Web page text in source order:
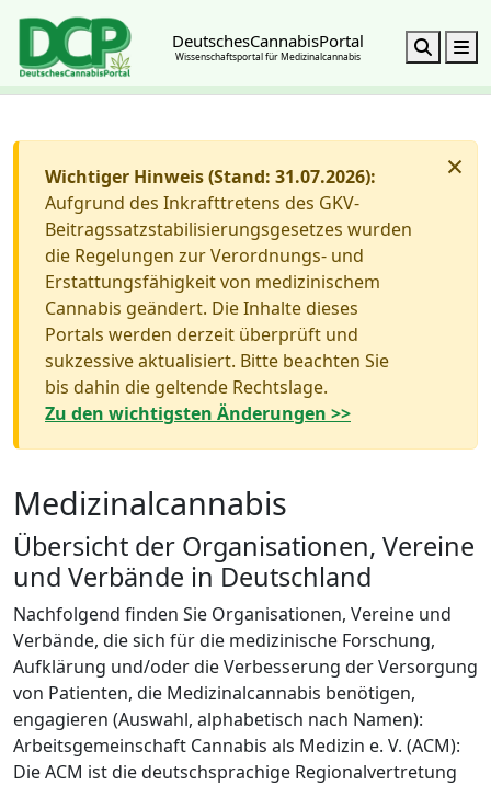
DeutschesCannabisPortal
Wissenschaftsportal für Medizinalcannabis Search
×
Wichtiger Hinweis (Stand: 31.07.2026):
Aufgrund des Inkrafttretens des GKV-
Beitragssatzstabilisierungsgesetzes wurden
die Regelungen zur Verordnungs- und
Erstattungsfähigkeit von medizinischem
Cannabis geändert. Die Inhalte dieses
Portals werden derzeit überprüft und
sukzessive aktualisiert. Bitte beachten Sie
bis dahin die geltende Rechtslage.
Zu den wichtigsten Änderungen >>
Medizinalcannabis
Übersicht der Organisationen, Vereine
und Verbände in Deutschland
Nachfolgend finden Sie Organisationen, Vereine und
Verbände, die sich für die medizinische Forschung,
Aufklärung und/oder die Verbesserung der Versorgung
von Patienten, die Medizinalcannabis benötigen,
engagieren (Auswahl, alphabetisch nach Namen):
Arbeitsgemeinschaft Cannabis als Medizin e. V. (ACM):
Die ACM ist die deutschsprachige Regionalvertretung